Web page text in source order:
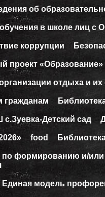
об
в школе лиц с
коррупции
проект «Образование»
отдыха и
гражданам
Детский сад
food
по формированию и/
Единая модель